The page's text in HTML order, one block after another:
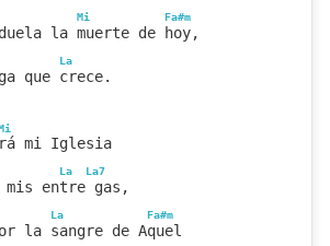
Mi Fa#m
la muerte de hoy,
La
que crece.
mi Iglesia
La La7
mis entre gas,
La Fa#m
la sangre de Aquel